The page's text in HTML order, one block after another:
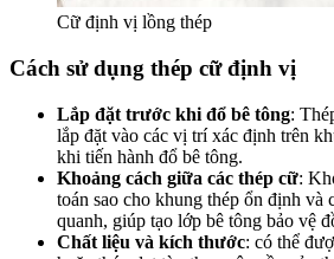
Cữ định vị lồng thép
Cách sử dụng thép cữ định vị
Lắp đặt trước khi đổ bê tông:
lắp đặt vào các vị trí xác định trên
khi tiến hành đổ bê tông.
Khoảng cách giữa các thép cữ:
toán sao cho khung thép ổn định và
quanh, giúp tạo lớp bê tông bảo vệ
Chất liệu và kích thước: có thể